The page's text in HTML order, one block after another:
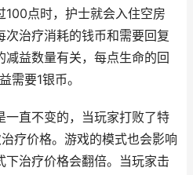
100点时，护士就会入住空房
次治疗消耗的钱币和需要回复
益数量有关，每点生命的回
需要1银币。
一直不变的，当玩家打败了特
疗价格。游戏的模式也会影响
治疗价格会翻倍。当玩家击